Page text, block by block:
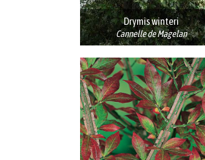
Drymis winteri
Cannelle de Magelan